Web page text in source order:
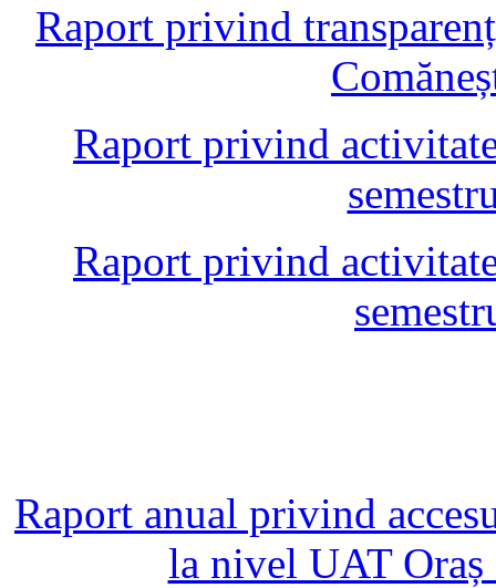
Raport privind
Raport privind
Raport privind
Raport anual privind
la nivel UAT Oraș